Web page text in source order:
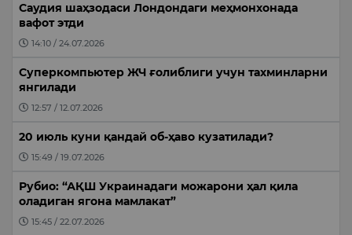
Саудия шаҳзодаси Лондондаги меҳмонхонада
вафот этди
14:10 / 24.07.2026
Суперкомпьютер ЖЧ ғолиблиги учун тахминларни
янгилади
12:57 / 12.07.2026
20 июль куни қандай об-ҳаво кузатилади?
15:49 / 19.07.2026
Рубио: “АҚШ Украинадаги можарони ҳал қила
оладиган ягона мамлакат”
15:45 / 22.07.2026